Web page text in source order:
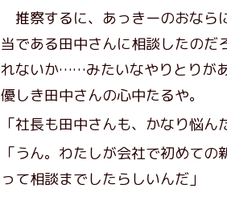
推察するに、あっきーのおなら
当である田中さんに相談したのだ
れないか……みたいなやりとりが
優しき田中さんの心中たるや。
「社長も田中さんも、かなり悩ん
「うん。わたしが会社で初めて
って相談までしたらしいんだ」